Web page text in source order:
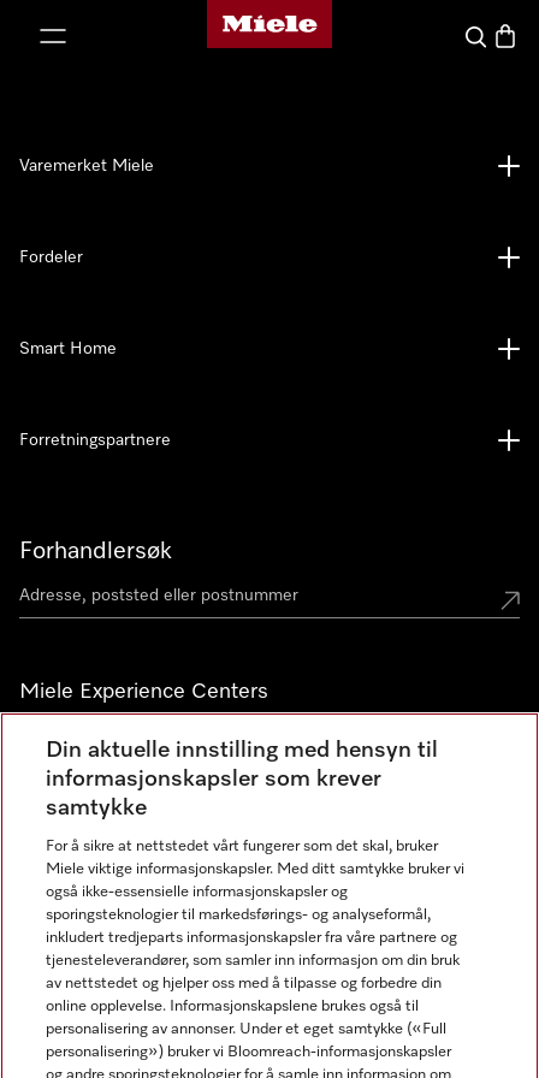
Mieles hjemmeside
Søk
Forhandlersøk
Miele Experience Centers
Miele Experience Center Nesbru
Miele Outlet Nesbru
Nyhetsbrev
Varemerket Miele
Fordeler
Smart Home
Forretningspartnere
Din aktuelle innstilling med hensyn til
informasjonskapsler som krever
samtykke
For å sikre at nettstedet vårt fungerer som det skal, bruker
Miele viktige informasjonskapsler. Med ditt samtykke bruker vi
også ikke-essensielle informasjonskapsler og
sporingsteknologier til markedsførings- og analyseformål,
inkludert tredjeparts informasjonskapsler fra våre partnere og
tjenesteleverandører, som samler inn informasjon om din bruk
av nettstedet og hjelper oss med å tilpasse og forbedre din
online opplevelse. Informasjonskapslene brukes også til
personalisering av annonser. Under et eget samtykke («Full
personalisering») bruker vi Bloomreach-informasjonskapsler